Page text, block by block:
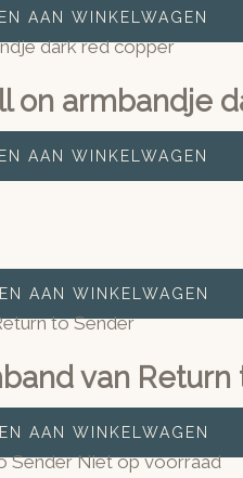
AAN WINKELWAGEN
on armbandje
AAN WINKELWAGEN
AAN WINKELWAGEN
van Return
AAN WINKELWAGEN
Niet op voorraad